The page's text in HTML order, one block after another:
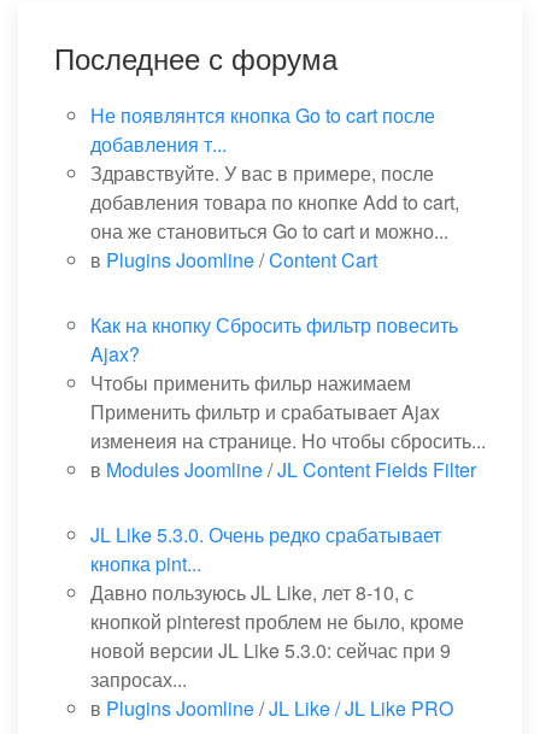
Последнее с форума
Не появлянтся кнопка Go to cart после
добавления т...
Здравствуйте. У вас в примере, после
добавления товара по кнопке Add to cart,
она же становиться Go to cart и можно...
в Plugins Joomline/Content Cart
Как на кнопку Сбросить фильтр повесить
Ajax?
Чтобы применить фильр нажимаем
Применить фильтр и срабатывает Ajax
изменеия на странице. Но чтобы сбросить...
в Modules Joomline/JL Content Fields Filter
JL Like 5.3.0. Очень редко срабатывает
кнопка pint...
Давно пользуюсь JL Like, лет 8-10, с
кнопкой pinterest проблем не было, кроме
новой версии JL Like 5.3.0: сейчас при 9
запросах...
в Plugins Joomline/JL Like / JL Like PRO